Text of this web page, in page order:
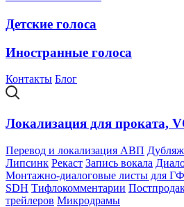
Детские голоса
Иностранные голоса
Контакты Блог
Локализация для проката,
Перевод и локализация АВП Дубляж
Липсинк Рекаст Запись вокала
Монтажно-диалоговые листы для
SDH Тифлокомментарии
трейлеров Микродрамы